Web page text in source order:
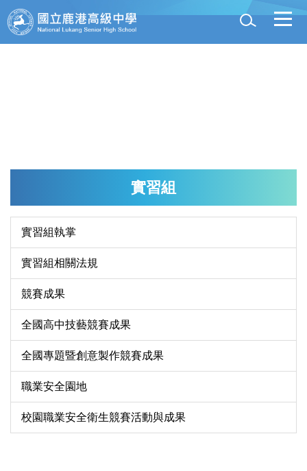
跳
到
主
實習組
實習組執掌
實習組相關法規
競賽成果
全國高中技藝競賽成果
全國專題暨創意製作競賽成果
職業安全園地
校園職業安全衛生競賽活動與成果